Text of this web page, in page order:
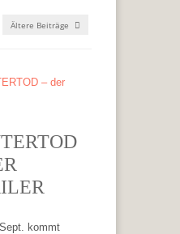
Ältere Beiträge
kommt